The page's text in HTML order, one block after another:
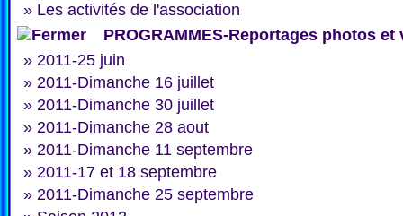
» Les activités de l'association
PROGRAMMES-Reportages photos et
» 2011-25 juin
» 2011-Dimanche 16 juillet
» 2011-Dimanche 30 juillet
» 2011-Dimanche 28 aout
» 2011-Dimanche 11 septembre
» 2011-17 et 18 septembre
» 2011-Dimanche 25 septembre